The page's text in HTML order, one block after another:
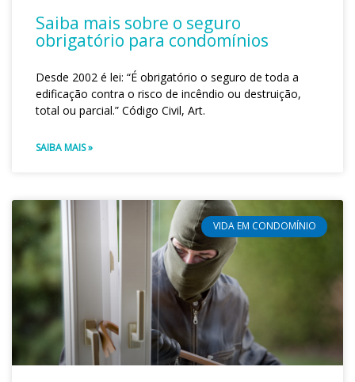
Saiba mais sobre o seguro
obrigatório para condomínios
Desde 2002 é lei: “É obrigatório o seguro de toda a
edificação contra o risco de incêndio ou destruição,
total ou parcial.” Código Civil, Art.
SAIBA MAIS »
VIDA EM CONDOMÍNIO